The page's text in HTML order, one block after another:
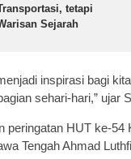
tetapi
Sejarah
inspirasi bagi
sehari-hari,” ujar
peringatan HUT ke-54
Tengah Ahmad